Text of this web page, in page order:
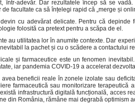
într-adevăr. Dar rezultatele încep să se
facultate ca să înțelegi rapid că „merge și
cu adevărat delicate. Pentru că
folosită ca pretext pentru a scăpa de el.
au utilitatea lor în anumite contexte. Dar
la pachet și cu o scădere a contactului
și farmaceutice este un fenomen
iar pandemia COVID-19 a accelerat
avea beneficii reale în zonele izolate sau
farmaceutică sau monitorizare terapeutică
infrastructură digitală funcțională, acces
din România, rămâne mai degrabă optimism